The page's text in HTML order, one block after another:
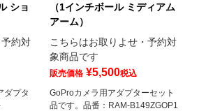
ショ
約対
ダプタ
（1インチボール ミディアム
アーム）
こちらはお取りよせ・予約対
象商品です
販売価格 ¥5,500税込
GoProカメラ用アダプターセット
品です。品番：RAM-B149ZGOP1